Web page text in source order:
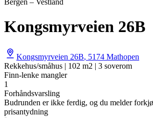
Kongsmyrveien 26B
Kongsmyrveien 26B, 5174 Mathopen
Rekkehus/småhus | 102 m2 | 3 soverom
Finn-lenke mangler
1
Forhåndsvarsling
Budrunden er ikke ferdig, og du melder
prisantydning